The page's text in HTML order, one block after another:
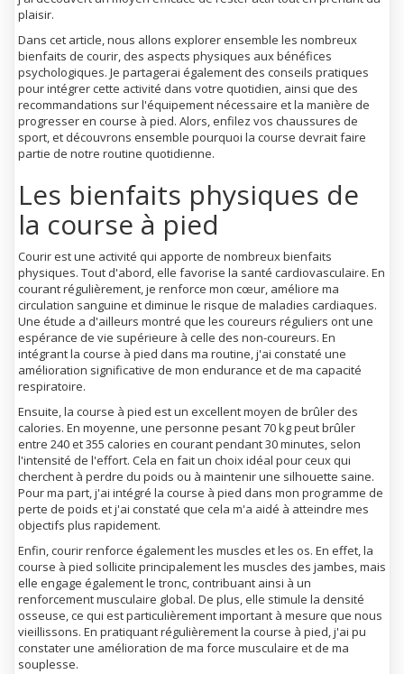
plaisir.
Dans cet article, nous allons explorer ensemble les nombreux
bienfaits de courir, des aspects physiques aux bénéfices
psychologiques. Je partagerai également des conseils pratiques
pour intégrer cette activité dans votre quotidien, ainsi que des
recommandations sur l'équipement nécessaire et la manière de
progresser en course à pied. Alors, enfilez vos chaussures de
sport, et découvrons ensemble pourquoi la course devrait faire
partie de notre routine quotidienne.
Les bienfaits physiques de
la course à pied
Courir est une activité qui apporte de nombreux bienfaits
physiques. Tout d'abord, elle favorise la santé cardiovasculaire. En
courant régulièrement, je renforce mon cœur, améliore ma
circulation sanguine et diminue le risque de maladies cardiaques.
Une étude a d'ailleurs montré que les coureurs réguliers ont une
espérance de vie supérieure à celle des non-coureurs. En
intégrant la course à pied dans ma routine, j'ai constaté une
amélioration significative de mon endurance et de ma capacité
respiratoire.
Ensuite, la course à pied est un excellent moyen de brûler des
calories. En moyenne, une personne pesant 70 kg peut brûler
entre 240 et 355 calories en courant pendant 30 minutes, selon
l'intensité de l'effort. Cela en fait un choix idéal pour ceux qui
cherchent à perdre du poids ou à maintenir une silhouette saine.
Pour ma part, j'ai intégré la course à pied dans mon programme de
perte de poids et j'ai constaté que cela m'a aidé à atteindre mes
objectifs plus rapidement.
Enfin, courir renforce également les muscles et les os. En effet, la
course à pied sollicite principalement les muscles des jambes, mais
elle engage également le tronc, contribuant ainsi à un
renforcement musculaire global. De plus, elle stimule la densité
osseuse, ce qui est particulièrement important à mesure que nous
vieillissons. En pratiquant régulièrement la course à pied, j'ai pu
constater une amélioration de ma force musculaire et de ma
souplesse.